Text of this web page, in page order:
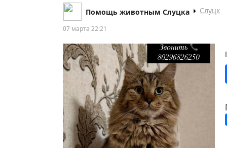
Помощь животным Слуцка Слуцк
07 марта 22:21